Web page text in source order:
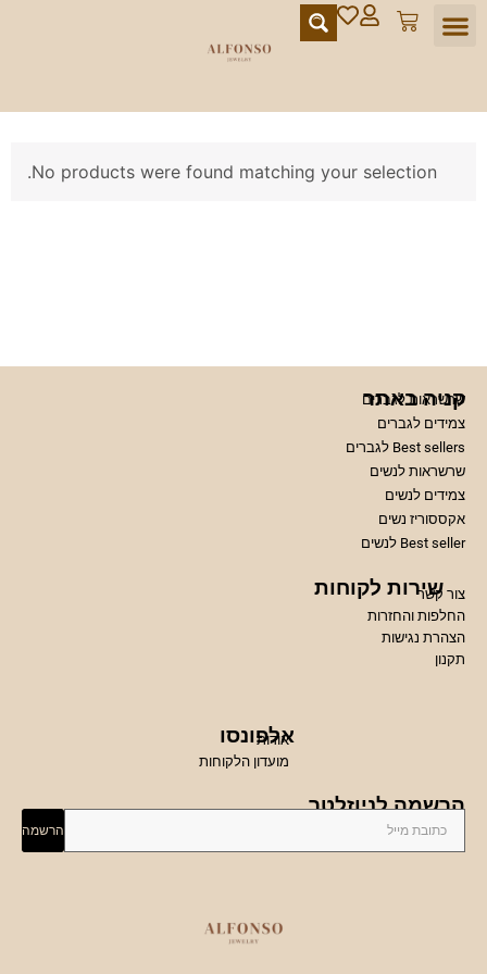
No products were found matching your selection.
הרשמה לניוזלטר
הרשמה
אלפונסו
אודות
מועדון הלקוחות
שירות לקוחותצור קשר
החלפות והחזרות
הצהרת נגישות
תקנון
קניה באתר
שרשראות לגברים
צמידים לגברים
Best sellers לגברים
שרשראות לנשים
צמידים לנשים
אקססוריז נשים
Best seller לנשים